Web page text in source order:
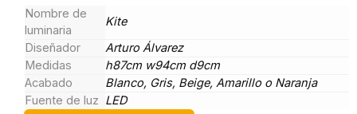
Nombre de
luminaria
Kite
Diseñador
Arturo Álvarez
Medidas
h87cm w94cm d9cm
Acabado
Blanco, Gris, Beige, Amarillo o Naranja
Fuente de luz LED